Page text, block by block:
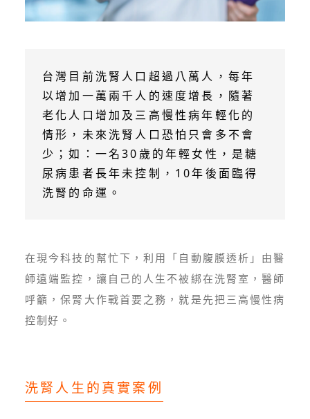
台灣目前洗腎人口超過八萬人，每年
以增加一萬兩千人的速度增長，隨著
老化人口增加及三高慢性病年輕化的
情形，未來洗腎人口恐怕只會多不會
少；如：一名30歲的年輕女性，是糖
尿病患者長年未控制，10年後面臨得
洗腎的命運。
在現今科技的幫忙下，利用「自動腹膜透析」由醫
師遠端監控，讓自己的人生不被綁在洗腎室，醫師
呼籲，保腎大作戰首要之務，就是先把三高慢性病
控制好。
洗腎人生的真實案例